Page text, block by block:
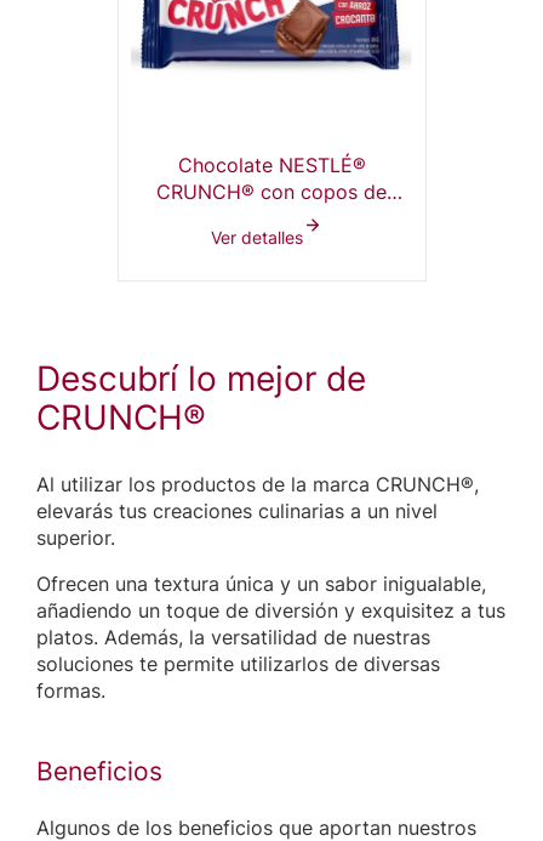
Chocolate NESTLÉ®
CRUNCH® con copos de
arroz de 80g
Ver detalles
Descubrí lo mejor de
CRUNCH®
Al utilizar los productos de la marca CRUNCH®,
elevarás tus creaciones culinarias a un nivel
superior.
Ofrecen una textura única y un sabor inigualable,
añadiendo un toque de diversión y exquisitez a tus
platos. Además, la versatilidad de nuestras
soluciones te permite utilizarlos de diversas
formas.
Beneficios
Algunos de los beneficios que aportan nuestros